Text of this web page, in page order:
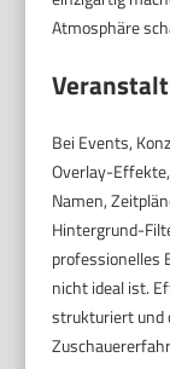
Atmosphäre
Bei Events,
Overlay-
Namen,
Hintergrund-
professionelles
nicht ideal ist.
strukturiert und